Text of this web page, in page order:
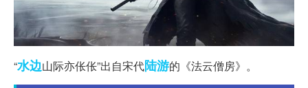
“水边山际亦伥伥”出自宋代陆游的《法云僧房》。